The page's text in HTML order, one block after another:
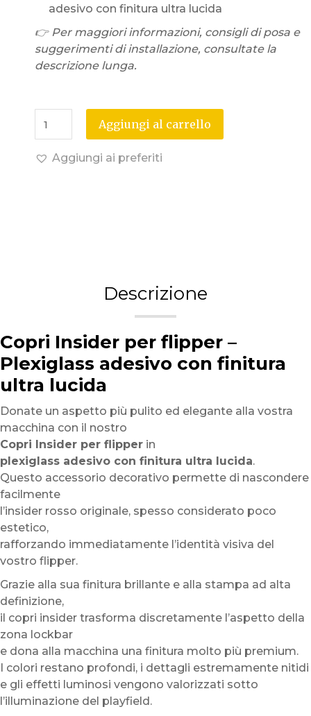
adesivo con finitura ultra lucida
👉 Per maggiori informazioni, consigli di posa e
suggerimenti di installazione, consultate la
descrizione lunga.
Aggiungi al carrello
Aggiungi ai preferiti
Descrizione
Copri Insider per flipper –
Plexiglass adesivo con finitura
ultra lucida
Donate un aspetto più pulito ed elegante alla vostra
macchina con il nostro
Copri Insider per flipper in
plexiglass adesivo con finitura ultra lucida.
Questo accessorio decorativo permette di nascondere
facilmente
l’insider rosso originale, spesso considerato poco
estetico,
rafforzando immediatamente l’identità visiva del
vostro flipper.
Grazie alla sua finitura brillante e alla stampa ad alta
definizione,
il copri insider trasforma discretamente l’aspetto della
zona lockbar
e dona alla macchina una finitura molto più premium.
I colori restano profondi, i dettagli estremamente nitidi
e gli effetti luminosi vengono valorizzati sotto
l’illuminazione del playfield.